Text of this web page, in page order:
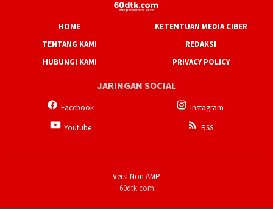
HOME
KETENTUAN MEDIA CIBER
TENTANG KAMI
REDAKSI
HUBUNGI KAMI
PRIVACY POLICY
JARINGAN SOCIAL
Facebook
Instagram
Youtube
RSS
Versi Non AMP
60dtk.com